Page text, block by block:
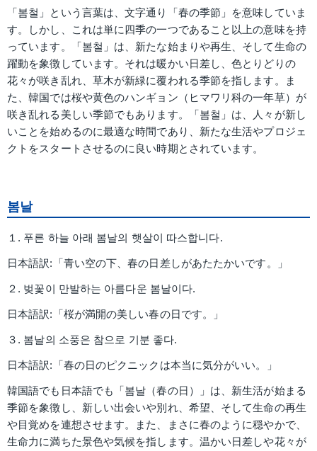
「봄철」という言葉は、文字通り「春の季節」を意味していま
す。しかし、これは単に四季の一つであること以上の意味を持
っています。「봄철」は、新たな始まりや再生、そして生命の
躍動を象徴しています。それは暖かい日差し、色とりどりの
花々が咲き乱れ、草木が新緑に覆われる季節を指します。ま
た、韓国では桜や黄色のハンギョン（ヒマワリ科の一年草）が
咲き乱れる美しい季節でもあります。「봄철」は、人々が新し
いことを始めるのに最適な時間であり、新たな生活やプロジェ
クトをスタートさせるのに良い時期とされています。
봄날
１. 푸른 하늘 아래 봄날의 햇살이 따스합니다.
日本語訳:「青い空の下、春の日差しがあたたかいです。」
２. 벚꽃이 만발하는 아름다운 봄날이다.
日本語訳:「桜が満開の美しい春の日です。」
３. 봄날의 소풍은 참으로 기분 좋다.
日本語訳:「春の日のピクニックは本当に気分がいい。」
韓国語でも日本語でも「봄날（春の日）」は、新生活が始まる
季節を象徴し、新しい出会いや別れ、希望、そして生命の再生
や目覚めを連想させます。また、まさに春のように穏やかで、
生命力に満ちた景色や気候を指します。温かい日差しや花々が